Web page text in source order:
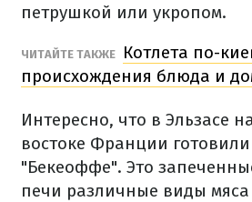
петрушкой или укропом.
ЧИТАЙТЕ ТАКЖЕ
Котлета по-
происхождения блюда и
Интересно, что в Эльзасе
востоке Франции
"Бекеоффе". Это
печи различные виды